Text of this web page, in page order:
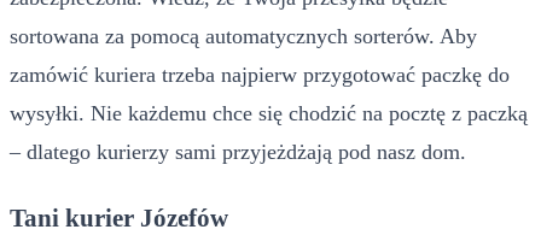
sortowana za pomocą automatycznych sorterów. Aby
zamówić kuriera trzeba najpierw przygotować paczkę do
wysyłki. Nie każdemu chce się chodzić na pocztę z paczką
– dlatego kurierzy sami przyjeżdżają pod nasz dom.
Tani kurier Józefów